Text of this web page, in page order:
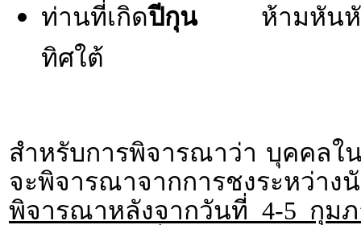
ท่านที่เกิดปีกุน ห้ามหัน
ทิศใต้
สำหรับการพิจารณาว่า บุคคลใ
จะพิจารณาจากการชงระหว่
พิจารณาหลังจากวันที่ 4-5 กุม